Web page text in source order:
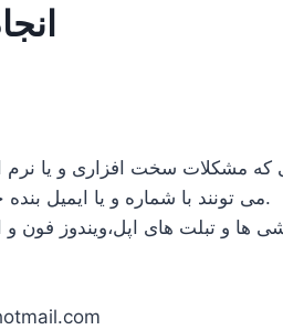
که مشکلات سخت افزاری و یا نرم
می تونند با شماره و یا ایمیل بنده جهت مشورت و یا تعمیر تماس بگیرند.
ها و تبلت های اپل،ویندوز فون و